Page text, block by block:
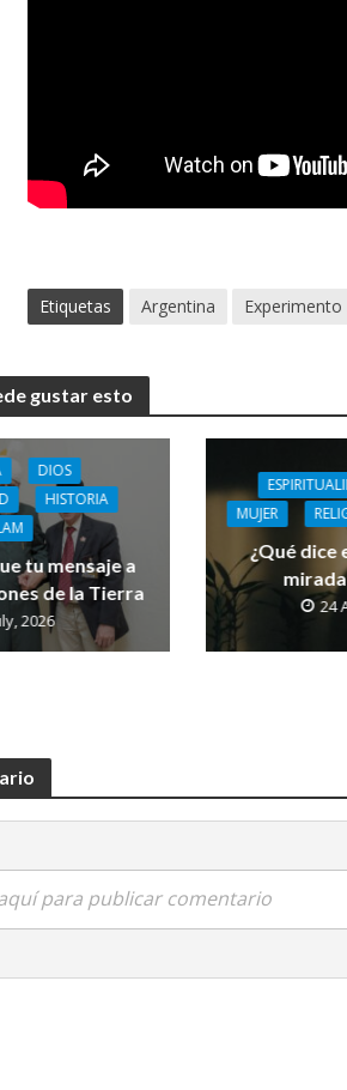
Etiquetas Argentina Experimento
gustar esto
DIOS
HISTORIA
tu mensaje a
de la Tierra
2026
MUJER
¿Qué dice
24
para publicar comentario